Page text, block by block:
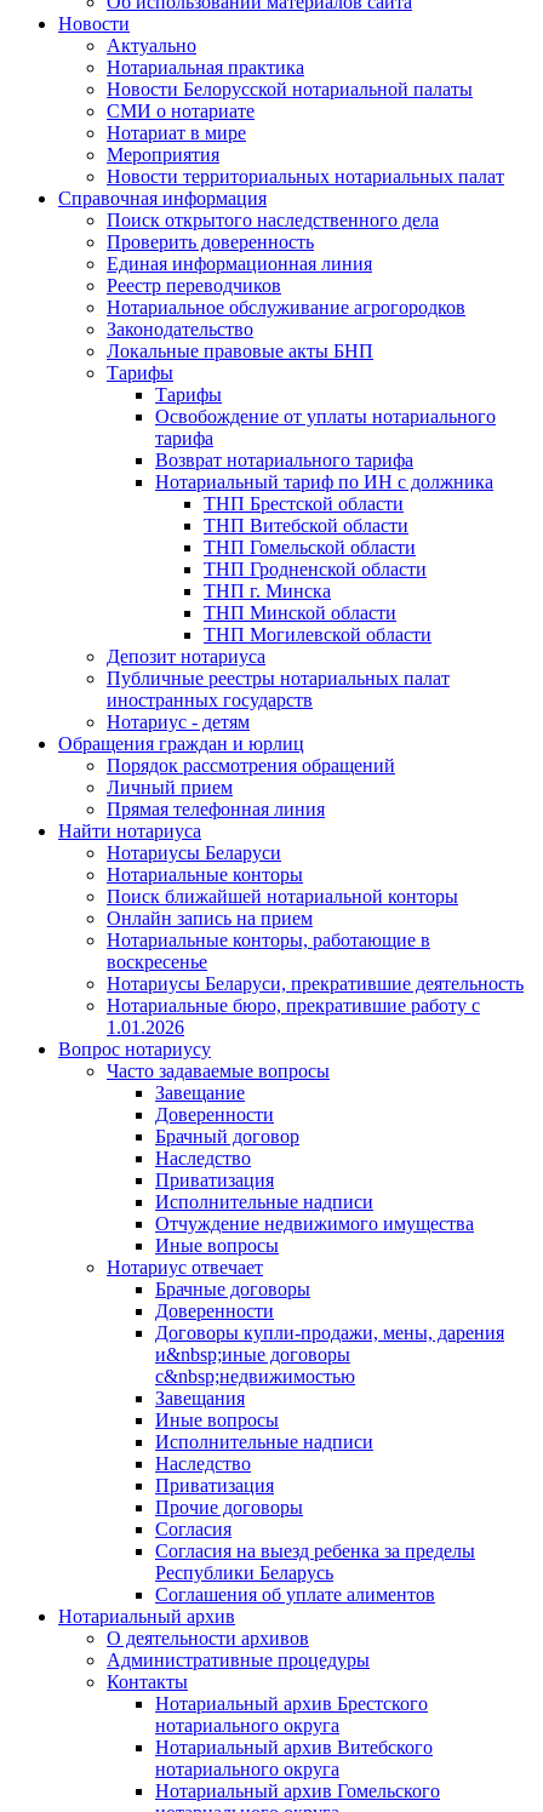
Новости
Актуально
Нотариальная практика
Новости Белорусской нотариальной палаты
СМИ о нотариате
Нотариат в мире
Мероприятия
Новости территориальных нотариальных палат
Справочная информация
Поиск открытого наследственного дела
Проверить доверенность
Единая информационная линия
Реестр переводчиков
Нотариальное обслуживание агрогородков
Законодательство
Локальные правовые акты БНП
Тарифы
Тарифы
Освобождение от уплаты нотариального
тарифа
Возврат нотариального тарифа
Нотариальный тариф по ИН с должника
ТНП Брестской области
ТНП Витебской области
ТНП Гомельской области
ТНП Гродненской области
ТНП г. Минска
ТНП Минской области
ТНП Могилевской области
Депозит нотариуса
Публичные реестры нотариальных палат
иностранных государств
Нотариус - детям
Обращения граждан и юрлиц
Порядок рассмотрения обращений
Личный прием
Прямая телефонная линия
Найти нотариуса
Нотариусы Беларуси
Нотариальные конторы
Поиск ближайшей нотариальной конторы
Онлайн запись на прием
Нотариальные конторы, работающие в
воскресенье
Нотариусы Беларуси, прекратившие деятельность
Нотариальные бюро, прекратившие работу с
1.01.2026
Вопрос нотариусу
Часто задаваемые вопросы
Завещание
Доверенности
Брачный договор
Наследство
Приватизация
Исполнительные надписи
Отчуждение недвижимого имущества
Иные вопросы
Нотариус отвечает
Брачные договоры
Доверенности
Договоры купли-продажи, мены, дарения
и&nbsp;иные договоры
с&nbsp;недвижимостью
Завещания
Иные вопросы
Исполнительные надписи
Наследство
Приватизация
Прочие договоры
Согласия
Согласия на выезд ребенка за пределы
Республики Беларусь
Соглашения об уплате алиментов
Нотариальный архив
О деятельности архивов
Административные процедуры
Контакты
Нотариальный архив Брестского
нотариального округа
Нотариальный архив Витебского
нотариального округа
Нотариальный архив Гомельского